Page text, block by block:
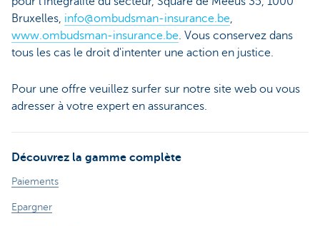
Bruxelles, info@ombudsman-insurance.be,
www.ombudsman-insurance.be. Vous conservez dans
tous les cas le droit d'intenter une action en justice.
Pour une offre veuillez surfer sur notre site web ou vous
adresser à votre expert en assurances.
Découvrez la gamme complète
Paiements
Epargner